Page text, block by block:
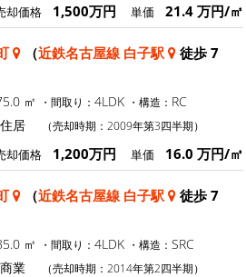
却価格 1,500万円 単価 21.4 万円/㎡
（近鉄名古屋線 白子駅
徒歩 7
㎡ ・間取り： 4LDK ・構造： RC
住居 （売却時期：2009年第3四半期）
却価格 1,200万円 単価 16.0 万円/㎡
（近鉄名古屋線 白子駅
徒歩 7
㎡ ・間取り： 4LDK ・構造： SRC
商業 （売却時期：2014年第2四半期）